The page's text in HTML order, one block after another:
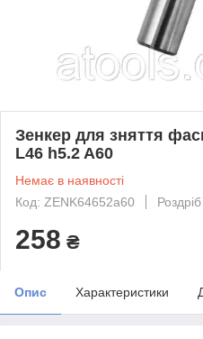
Зенкер для зняття
L46 h5.2 A60
Немає в наявності
Код: ZENK64652a60
Роздріб
258 ₴
Опис Характеристики